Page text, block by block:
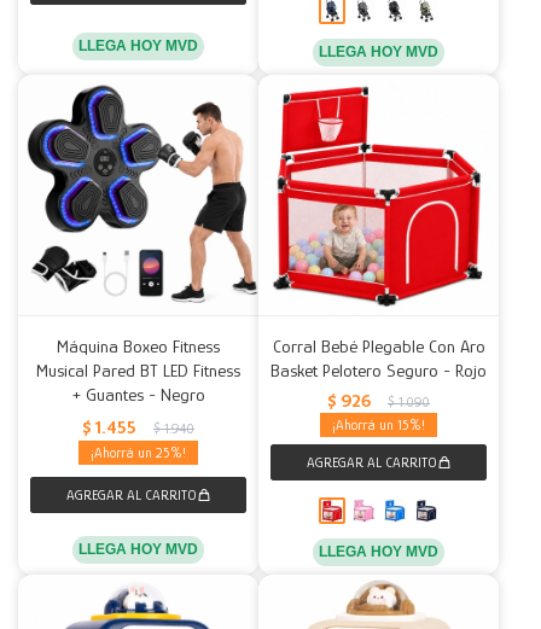
LLEGA HOY MVD LLEGA HOY MVD
Máquina Boxeo Fitness
Musical Pared BT LED Fitness
+ Guantes - Negro
$ 1.455 $ 1.940
25
LLEGA HOY MVD
Corral Bebé Plegable Con Aro
Basket Pelotero Seguro - Rojo
$ 926 $ 1.090
15
LLEGA HOY MVD